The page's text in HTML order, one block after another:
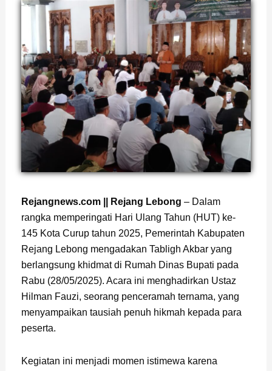
Rejangnews.com || Rejang Lebong – Dalam
rangka memperingati Hari Ulang Tahun (HUT) ke-
145 Kota Curup tahun 2025, Pemerintah Kabupaten
Rejang Lebong mengadakan Tabligh Akbar yang
berlangsung khidmat di Rumah Dinas Bupati pada
Rabu (28/05/2025). Acara ini menghadirkan Ustaz
Hilman Fauzi, seorang penceramah ternama, yang
menyampaikan tausiah penuh hikmah kepada para
peserta.
Kegiatan ini menjadi momen istimewa karena
Page
, Page